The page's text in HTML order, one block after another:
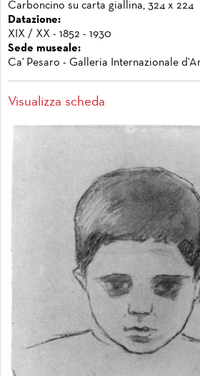
Carboncino su carta giallina, 324 x 224
Datazione:
XIX / XX - 1852 - 1930
Sede museale:
Ca' Pesaro - Galleria Internazionale
Visualizza scheda